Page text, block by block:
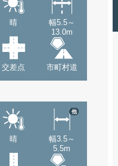
晴
幅5.5～
13.0m
交差点 市町村道
晴
幅3.5～
5.5m
他